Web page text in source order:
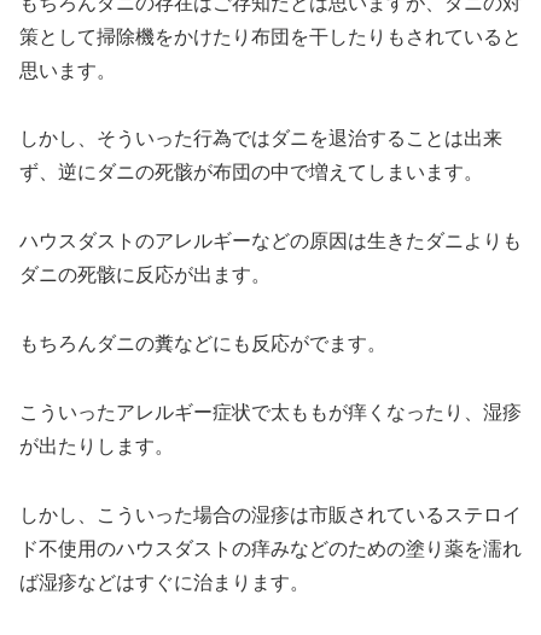
策として掃除機をかけたり布団を干したりもされていると
思います。
しかし、そういった行為ではダニを退治することは出来
ず、逆にダニの死骸が布団の中で増えてしまいます。
ハウスダストのアレルギーなどの原因は生きたダニよりも
ダニの死骸に反応が出ます。
もちろんダニの糞などにも反応がでます。
こういったアレルギー症状で太ももが痒くなったり、湿疹
が出たりします。
しかし、こういった場合の湿疹は市販されているステロイ
ド不使用のハウスダストの痒みなどのための塗り薬を濡れ
ば湿疹などはすぐに治まります。